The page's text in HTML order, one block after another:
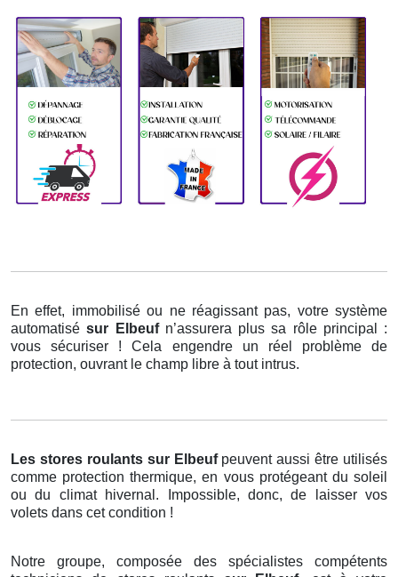
En effet, immobilisé ou ne réagissant pas, votre système
automatisésur Elbeuf n’assurera plus sa rôle principal :
vous sécuriser ! Cela engendre un réel problème de
protection, ouvrant le champ libre à tout intrus.
Les stores roulants sur Elbeuf peuvent aussi être utilisés
comme protection thermique, en vous protégeant du soleil
ou du climat hivernal. Impossible, donc, de laisser vos
volets dans cet condition !
Notre groupe, composée des spécialistes compétents